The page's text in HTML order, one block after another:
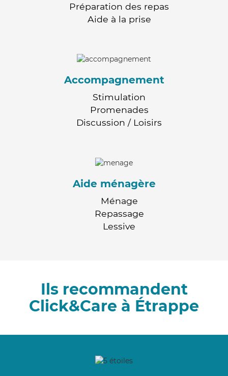
Préparation des repas
Aide à la prise
Accompagnement
Stimulation
Promenades
Discussion / Loisirs
Aide ménagère
Ménage
Repassage
Lessive
Ils recommandent
Click&Care à Étrappe